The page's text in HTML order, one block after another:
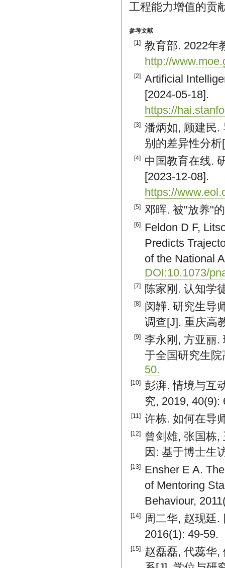
工程能力增值的贡
参考文献
[1]
教育部. 2022年
http://
[2]
Artificial
[2024-05-18].
https://
[3]
潘炳如, 顾建民.
别的差异性分
[4]
中国教育在线.
[2023-12-08].
https://
[5] 邓晖. 被"放养"
[6]
Feldon D F,
Predicts
of the National
DOI:10.1073/
[7] 陈家刚. 认知学
[8]
闵韡. 研究生导
调查[J]. 重庆高
[9]
李永刚, 方亚丽.
于全国研究生
50.
[10]
彭湃. 情境与互
究, 2019, 40(9):
[11] 许栋. 如何在导
[12]
曾剑雄, 张国栋,
因: 基于博士生
[13]
Ensher E A.
of Mentoring
Behaviour,
[14]
周二华, 赵现廷.
2016(1): 49-59.
[15]
赵磊磊, 代蕊华,